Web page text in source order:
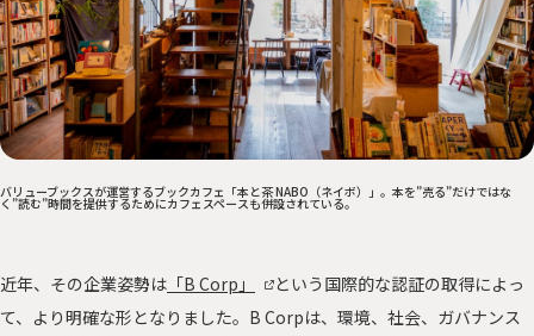
バリューブックスが運営するブックカフェ「本と茶 NABO（ネイボ）」。本を”売る”だけではな
く”読む”時間を提供するためにカフェスペースも併設されている。
近年、その企業姿勢は 「B Corp」
という国際的な認証の取得によっ
て、より明確な形となりました。B Corpは、環境、社会、ガバナンス